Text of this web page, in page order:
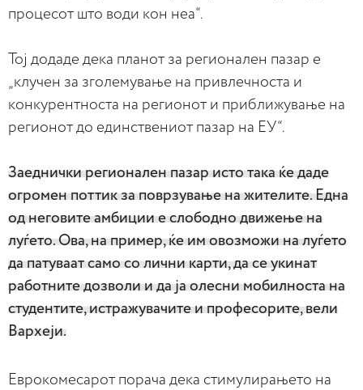
процесот што води кон неа“.
Тој додаде дека планот за регионален пазар е
„клучен за зголемување на привлечноста и
конкурентноста на регионот и приближување на
регионот до единствениот пазар на ЕУ“.
Заеднички регионален пазар исто така ќе даде
огромен поттик за поврзување на жителите. Една
од неговите амбиции е слободно движење на
луѓето. Ова, на пример, ќе им овозможи на луѓето
да патуваат само со лични карти, да се укинат
работните дозволи и да ја олесни мобилноста на
студентите, истражувачите и професорите, вели
Вархеји.
Еврокомесарот порача дека стимулирањето на